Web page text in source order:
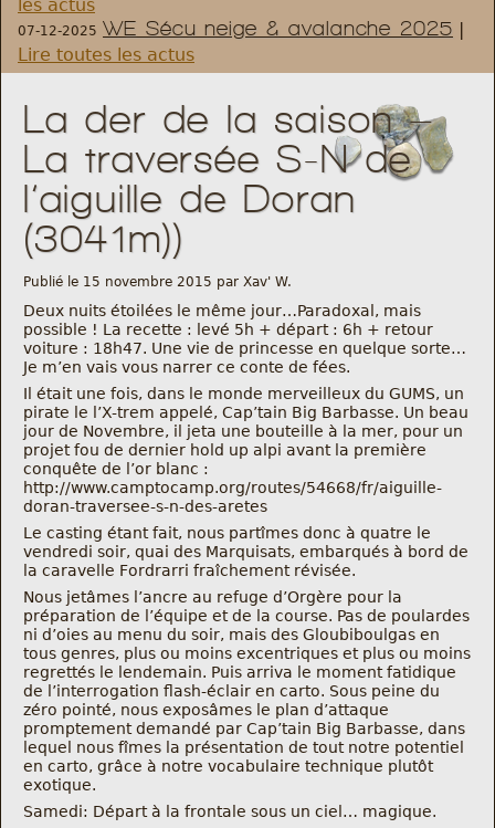
Règlement et statuts
Modalités d’inscriptions
Cartes découvertes
Comité Directeur
Frais kilométriques
Formation
Infos contact
Nous contacter
Nous trouver
Comment être informé des sorties
Programme
Crazy Gums
Rechercher
les actus
07-12-2025 WE Sécu neige & avalanche 2025 |
Lire toutes les actus
La der de la saison –
La traversée S-N de
l’aiguille de Doran
(3041m))
Publié le 15 novembre 2015 par Xav' W.
Deux nuits étoilées le même jour…Paradoxal, mais
possible ! La recette : levé 5h + départ : 6h + retour
voiture : 18h47. Une vie de princesse en quelque sorte…
Je m’en vais vous narrer ce conte de fées.
Il était une fois, dans le monde merveilleux du GUMS, un
pirate le l’X-trem appelé, Cap’tain Big Barbasse. Un beau
jour de Novembre, il jeta une bouteille à la mer, pour un
projet fou de dernier hold up alpi avant la première
conquête de l’or blanc :
http://www.camptocamp.org/routes/54668/fr/aiguille-
doran-traversee-s-n-des-aretes
Le casting étant fait, nous partîmes donc à quatre le
vendredi soir, quai des Marquisats, embarqués à bord de
la caravelle Fordrarri fraîchement révisée.
Nous jetâmes l’ancre au refuge d’Orgère pour la
préparation de l’équipe et de la course. Pas de poulardes
ni d’oies au menu du soir, mais des Gloubiboulgas en
tous genres, plus ou moins excentriques et plus ou moins
regrettés le lendemain. Puis arriva le moment fatidique
de l’interrogation flash-éclair en carto. Sous peine du
zéro pointé, nous exposâmes le plan d’attaque
promptement demandé par Cap’tain Big Barbasse, dans
lequel nous fîmes la présentation de tout notre potentiel
en carto, grâce à notre vocabulaire technique plutôt
exotique.
Samedi: Départ à la frontale sous un ciel… magique.